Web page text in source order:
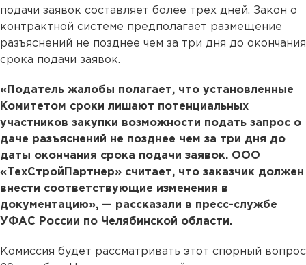
подачи заявок составляет более трех дней. Закон о
контрактной системе предполагает размещение
разъяснений не позднее чем за три дня до окончания
срока подачи заявок.
«Податель жалобы полагает, что установленные
Комитетом сроки лишают потенциальных
участников закупки возможности подать запрос о
даче разъяснений не позднее чем за три дня до
даты окончания срока подачи заявок. ООО
«ТехСтройПартнер» считает, что заказчик должен
внести соответствующие изменения в
документацию», — рассказали в пресс-службе
УФАС России по Челябинской области.
Комиссия будет рассматривать этот спорный вопрос